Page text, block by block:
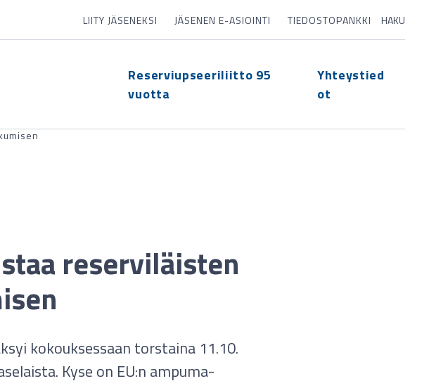
LIITY JÄSENEKSI JÄSENEN E-ASIOINTI TIEDOSTOPANKKI HAKU
Reserviupseeriliitto 95
vuotta
Yhteystied
ot
reserviläisten
kokouksessaan torstaina 11.10.
Kyse on EU:n ampuma-